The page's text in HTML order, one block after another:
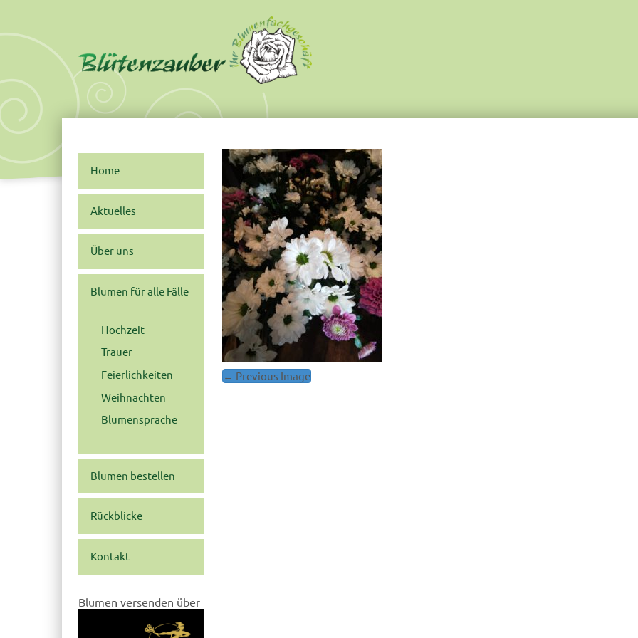
content
Post
← Previous Image
Home
Aktuelles
Über uns
Blumen für alle Fälle
Hochzeit
Trauer
Feierlichkeiten
Weihnachten
Blumensprache
Blumen bestellen
Rückblicke
Kontakt
Blumen versenden über